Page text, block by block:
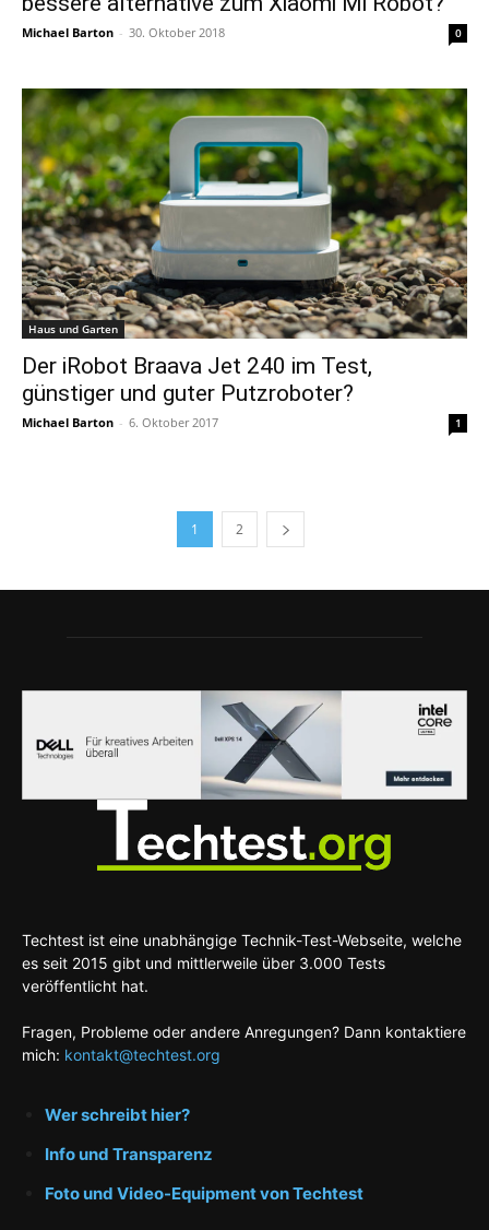
Michael Barton - 30. Oktober 2018 0
Haus und Garten
Der iRobot Braava Jet 240 im Test,
günstiger und guter Putzroboter?
Michael Barton - 6. Oktober 2017 1
1 2
Techtest ist eine unabhängige Technik-Test-Webseite, welche
es seit 2015 gibt und mittlerweile über 3.000 Tests
veröffentlicht hat.
Fragen, Probleme oder andere Anregungen? Dann kontaktiere
mich: kontakt@techtest.org
Wer schreibt hier?
Info und Transparenz
Foto und Video-Equipment von Techtest